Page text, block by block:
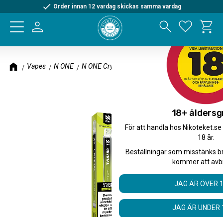
Meny
Order innan 12 vardag skickas samma vardag
Vapes N ONE N ONE Crystal
18+
För att handla hos
18 år.
Beställningar som misstänks
kommer att
JAG ÄR ÖVER
JAG ÄR UNDER